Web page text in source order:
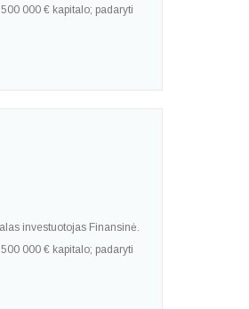
000 € kapitalo; padaryti
investuotojas Finansinė.
000 € kapitalo; padaryti